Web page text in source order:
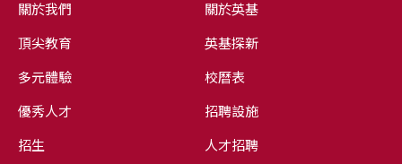
關於我們
頂尖教育
多元體驗
優秀人才
招生
關於英基
英基探新
校曆表
招聘設施
人才招聘